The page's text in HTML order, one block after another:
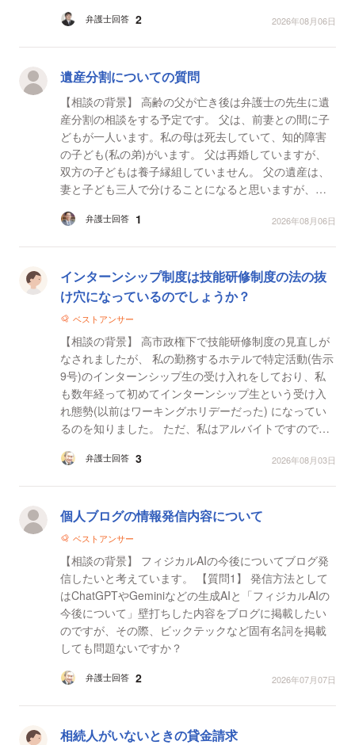
弁護士回答 2 2026年08月06日
遺産分割についての質問
【相談の背景】 高齢の父が亡き後は弁護士の先生に遺
産分割の相談をする予定です。 父は、前妻との間に子
どもが一人います。私の母は死去していて、知的障害
の子ども(私の弟)がいます。 父は再婚していますが、
双方の子どもは養子縁組していません。 父の遺産は、
妻と子ども三人で分けることになると思いますが、事
弁護士回答 1 2026年08月06日
インターンシップ制度は技能研修制度の法の抜
け穴になっているのでしょうか？
ベストアンサー
【相談の背景】 高市政権下で技能研修制度の見直しが
なされましたが、 私の勤務するホテルで特定活動(告示
9号)のインターンシップ生の受け入れをしており、私
も数年経って初めてインターンシップ生という受け入
れ態勢(以前はワーキングホリデーだった) になってい
るのを知りました。 ただ、私はアルバイトですので育
弁護士回答 3 2026年08月03日
個人ブログの情報発信内容について
ベストアンサー
【相談の背景】 フィジカルAIの今後についてブログ発
信したいと考えています。 【質問1】 発信方法として
はChatGPTやGeminiなどの生成AIと「フィジカルAIの
今後について」壁打ちした内容をブログに掲載したい
のですが、その際、ビックテックなど固有名詞を掲載
しても問題ないですか？
弁護士回答 2 2026年07月07日
相続人がいないときの貸金請求